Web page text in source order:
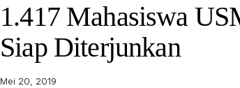
1.417 Mahasiswa
Siap Diterjunkan
Mei 20, 2019